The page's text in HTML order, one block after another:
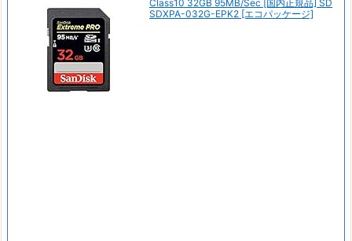
Class10 32GB 95MB/Sec [国内正規品] SD
SDXPA-032G-EPK2 [エコパッケージ]